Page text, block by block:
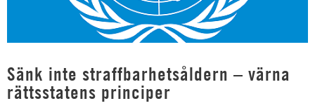
Sänk inte straffbarhetsåldern – värna
rättsstatens principer